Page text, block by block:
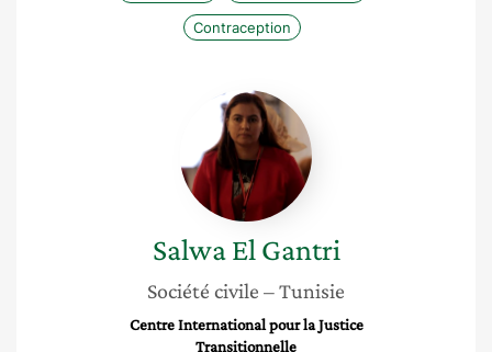
Contraception
Salwa
El
Gantri
Salwa El Gantri
Société civile – Tunisie
Centre International pour la Justice
Transitionnelle